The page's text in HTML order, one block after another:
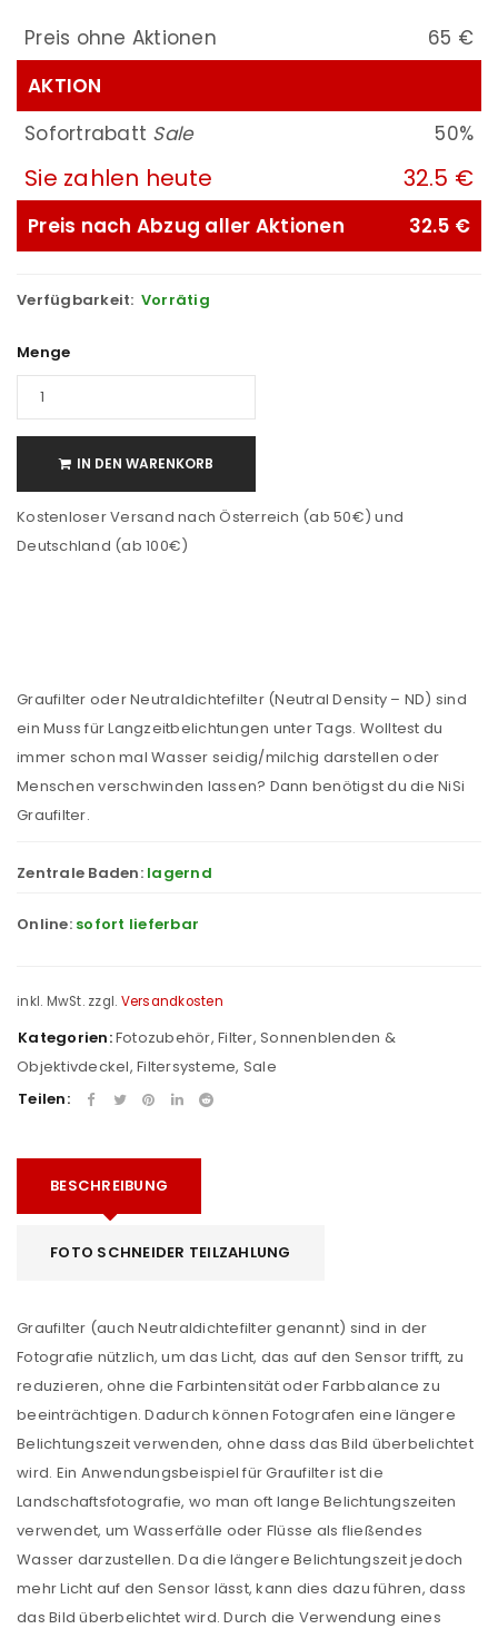
Preis ohne Aktionen
65 €
AKTION
Sofortrabatt Sale 50%
Sie zahlen heute 32.5 €
Preis nach Abzug aller Aktionen 32.5 €
Verfügbarkeit: Vorrätig
Menge
IN DEN WARENKORB
Kostenloser Versand nach Österreich (ab 50€) und
Deutschland (ab 100€)
Graufilter oder Neutraldichtefilter (Neutral Density – ND) sind
ein Muss für Langzeitbelichtungen unter Tags. Wolltest du
immer schon mal Wasser seidig/milchig darstellen oder
Menschen verschwinden lassen? Dann benötigst du die NiSi
Graufilter.
Zentrale Baden: lagernd
Online: sofort lieferbar
inkl. MwSt. zzgl. Versandkosten
Kategorien:Fotozubehör, Filter, Sonnenblenden &
Objektivdeckel, Filtersysteme, Sale
Teilen:
BESCHREIBUNG
FOTO SCHNEIDER TEILZAHLUNG
Graufilter (auch Neutraldichtefilter genannt) sind in der
Fotografie nützlich, um das Licht, das auf den Sensor trifft, zu
reduzieren, ohne die Farbintensität oder Farbbalance zu
beeinträchtigen. Dadurch können Fotografen eine längere
Belichtungszeit verwenden, ohne dass das Bild überbelichtet
wird. Ein Anwendungsbeispiel für Graufilter ist die
Landschaftsfotografie, wo man oft lange Belichtungszeiten
verwendet, um Wasserfälle oder Flüsse als fließendes
Wasser darzustellen. Da die längere Belichtungszeit jedoch
mehr Licht auf den Sensor lässt, kann dies dazu führen, dass
das Bild überbelichtet wird. Durch die Verwendung eines